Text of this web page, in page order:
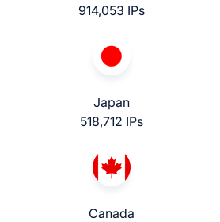
914,053 IPs
Japan
518,712 IPs
Canada